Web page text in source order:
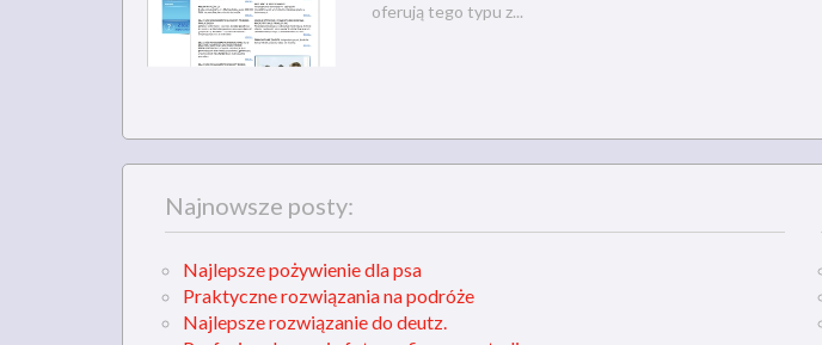
oferują tego typu z...
Najnowsze posty:
Najlepsze pożywienie dla psa
Praktyczne rozwiązania na podróże
Najlepsze rozwiązanie do deutz.